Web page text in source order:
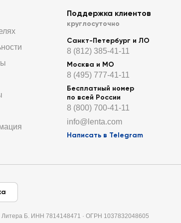
Поддержка клиентов
круглосуточно
Санкт-Петербург и ЛО
8 (812) 385-41-11
Москва и МО
8 (495) 777-41-11
Бесплатный номер
по всей России
8 (800) 700-41-11
info@lenta.com
Написать в Telegram
Литера Б. ИНН 7814148471 · ОГРН 1037832048605